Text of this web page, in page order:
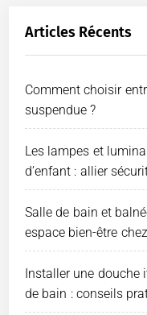
Articles Récents
Comment choisir
suspendue ?
Les lampes et
d’enfant : allier
Salle de bain et
espace bien-être
Installer une douche
de bain : conseils